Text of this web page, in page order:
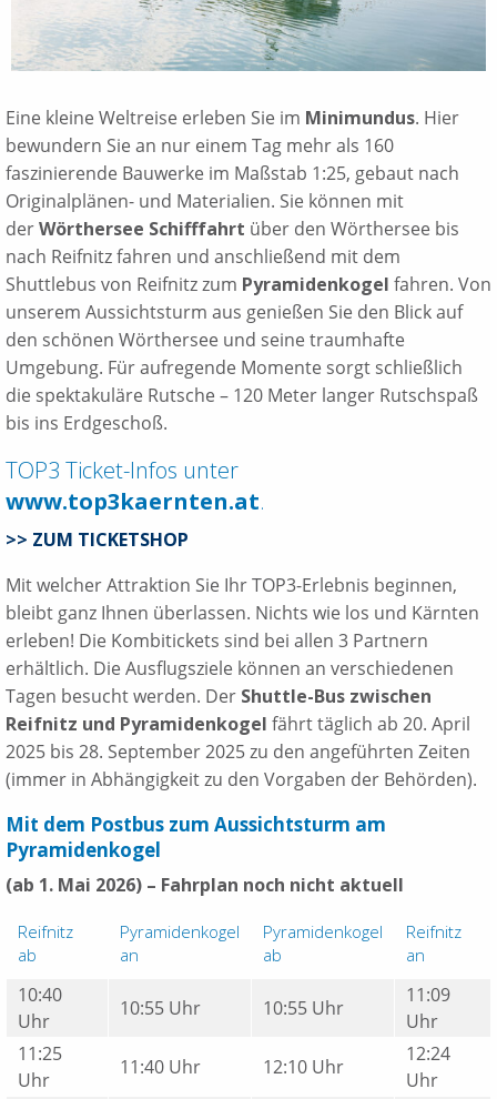
Eine kleine Weltreise erleben Sie im Minimundus. Hier
bewundern Sie an nur einem Tag mehr als 160
faszinierende Bauwerke im Maßstab 1:25, gebaut nach
Originalplänen- und Materialien. Sie können mit
derWörthersee Schifffahrt über den Wörthersee bis
nach Reifnitz fahren und anschließend mit dem
Shuttlebus von Reifnitz zum Pyramidenkogel fahren. Von
unserem Aussichtsturm aus genießen Sie den Blick auf
den schönen Wörthersee und seine traumhafte
Umgebung. Für aufregende Momente sorgt schließlich
die spektakuläre Rutsche – 120 Meter langer Rutschspaß
bis ins Erdgeschoß.
TOP3 Ticket-Infos unter
www.top3kaernten.at.
>> ZUM TICKETSHOP
Mit welcher Attraktion Sie Ihr TOP3-Erlebnis beginnen,
bleibt ganz Ihnen überlassen. Nichts wie los und Kärnten
erleben! Die Kombitickets sind bei allen 3 Partnern
erhältlich. Die Ausflugsziele können an verschiedenen
Tagen besucht werden. Der Shuttle-Bus zwischen
Reifnitz und Pyramidenkogel fährt täglich ab 20. April
2025 bis 28. September 2025 zu den angeführten Zeiten
(immer in Abhängigkeit zu den Vorgaben der Behörden).
Mit dem Postbus zum Aussichtsturm am
Pyramidenkogel
(ab 1. Mai 2026) – Fahrplan noch nicht aktuell
Reifnitz
ab
Pyramidenkogel
an
Pyramidenkogel
ab
Reifnitz
an
10:40
Uhr
10:55 Uhr 10:55 Uhr
11:09
Uhr
11:25
Uhr
11:40 Uhr 12:10 Uhr
12:24
Uhr